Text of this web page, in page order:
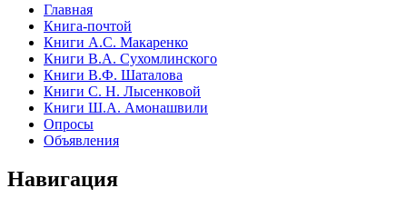
Главная
Книга-почтой
Книги А.С. Макаренко
Книги В.А. Сухомлинского
Книги В.Ф. Шаталова
Книги С. Н. Лысенковой
Книги Ш.А. Амонашвили
Опросы
Объявления
Навигация